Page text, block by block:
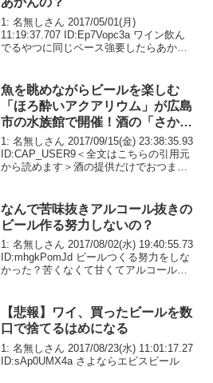
1: 名無しさん 2017/05/01(月)
11:19:37.707 ID:Ep7Vopc3a ワイン飲ん
でるやつに同じペース強要したらあかん
魚を眺めながらビールを楽しむ
「ほろ酔いアクアリウム」が広島
市の水族館で開催！酒の「さか
な」ってかｗｗｗ
1: 名無しさん 2017/09/15(金) 23:38:35.93
ID:CAP_USER9＜全文はこちらの引用元
から読めます＞酒の提供だけでおつまみ
来館者は「最高の...
なんで苦味抜きアルコール抜きの
ビール作る努力しないの？
1: 名無しさん 2017/08/02(水) 19:40:55.73
ID:mhgkPomJd ビールつくる努力をしな
かった？苦くなくて甘くてアルコールも
【悲報】ワイ、買ったビールを数
口で捨てるはめになる
1: 名無しさん 2017/08/23(水) 11:01:17.27
ID:sAp0UMX4a さよならエビスビール